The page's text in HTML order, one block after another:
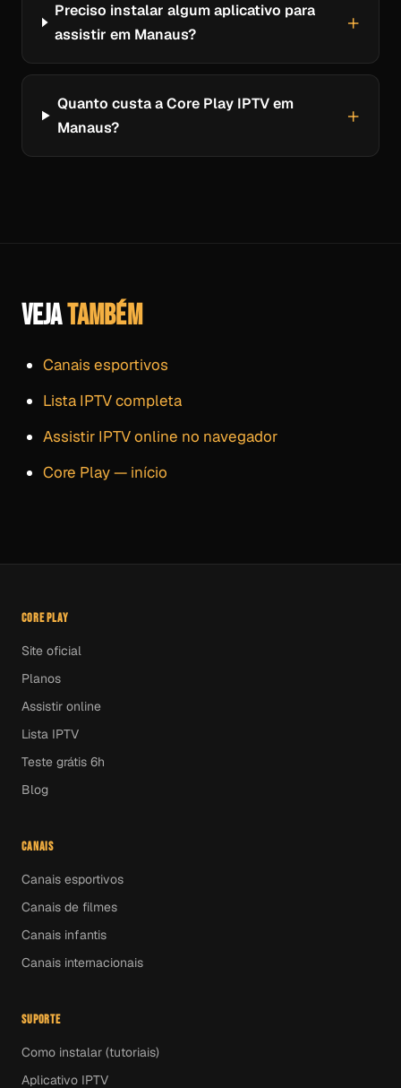
Preciso instalar algum aplicativo para
assistir em Manaus?
Quanto custa a Core Play IPTV em
Manaus?
VEJATAMBÉM
Canais esportivos
Lista IPTV completa
Assistir IPTV online no navegador
Core Play — início
CORE PLAY
Site oficial
Planos
Assistir online
Lista IPTV
Teste grátis 6h
Blog
CANAIS
Canais esportivos
Canais de filmes
Canais infantis
Canais internacionais
SUPORTE
Como instalar (tutoriais)
Aplicativo IPTV